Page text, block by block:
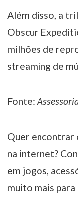
Além disso, a
Obscur
milhões de
streaming de
Fonte:
Quer encontrar
na internet?
em jogos,
muito mais